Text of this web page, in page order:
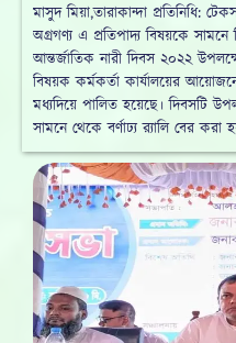
মাসুদ মিয়া,তারাকান্দা প্রতিনিধি:
অগ্রগণ্য এ প্রতিপাদ্য বিষয়কে
আন্তর্জাতিক নারী দিবস ২০২২
বিষয়ক কর্মকর্তা কার্যালয়ের
মধ্যদিয়ে পালিত হয়েছে। দিবসটি
সামনে থেকে বর্ণাঢ্য র‌্যালি বের